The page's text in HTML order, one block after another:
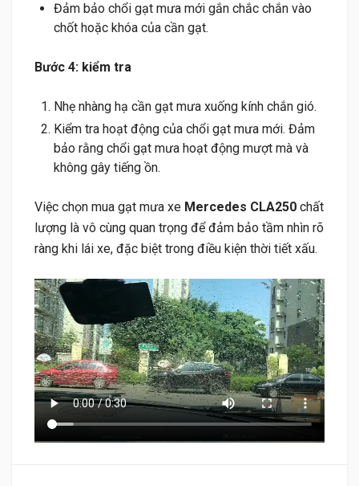
Đảm bảo chổi gạt mưa mới gắn chắc chắn vào
chốt hoặc khóa của cần gạt.
Bước 4: kiểm tra
Nhẹ nhàng hạ cần gạt mưa xuống kính chắn gió.
Kiểm tra hoạt động của chổi gạt mưa mới. Đảm
bảo rằng chổi gạt mưa hoạt động mượt mà và
không gây tiếng ồn.
Việc chọn mua gạt mưa xe Mercedes CLA250 chất
lượng là vô cùng quan trọng để đảm bảo tầm nhìn rõ
ràng khi lái xe, đặc biệt trong điều kiện thời tiết xấu.